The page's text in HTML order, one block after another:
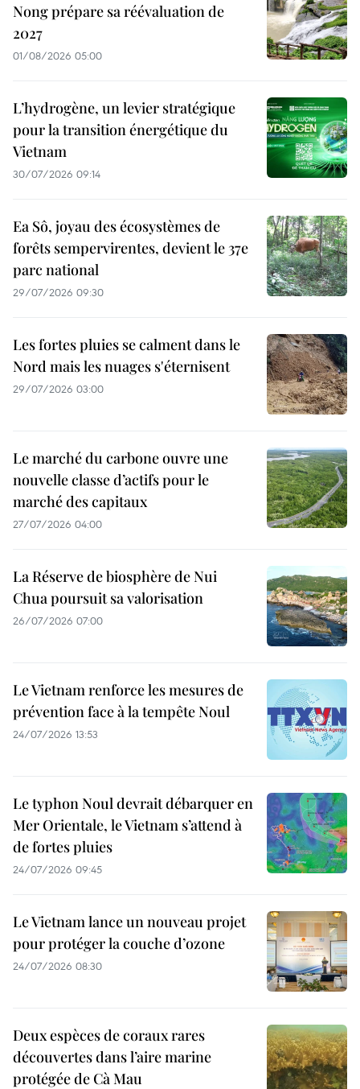
Nong prépare sa réévaluation de
2027
01/08/2026 05:00
L’hydrogène, un levier stratégique
pour la transition énergétique du
Vietnam
30/07/2026 09:14
Ea Sô, joyau des écosystèmes de
forêts sempervirentes, devient le 37e
parc national
29/07/2026 09:30
Les fortes pluies se calment dans le
Nord mais les nuages s'éternisent
29/07/2026 03:00
Le marché du carbone ouvre une
nouvelle classe d’actifs pour le
marché des capitaux
27/07/2026 04:00
La Réserve de biosphère de Nui
Chua poursuit sa valorisation
26/07/2026 07:00
Le Vietnam renforce les mesures de
prévention face à la tempête Noul
24/07/2026 13:53
Le typhon Noul devrait débarquer en
Mer Orientale, le Vietnam s’attend à
de fortes pluies
24/07/2026 09:45
Le Vietnam lance un nouveau projet
pour protéger la couche d’ozone
24/07/2026 08:30
Deux espèces de coraux rares
découvertes dans l’aire marine
protégée de Cà Mau